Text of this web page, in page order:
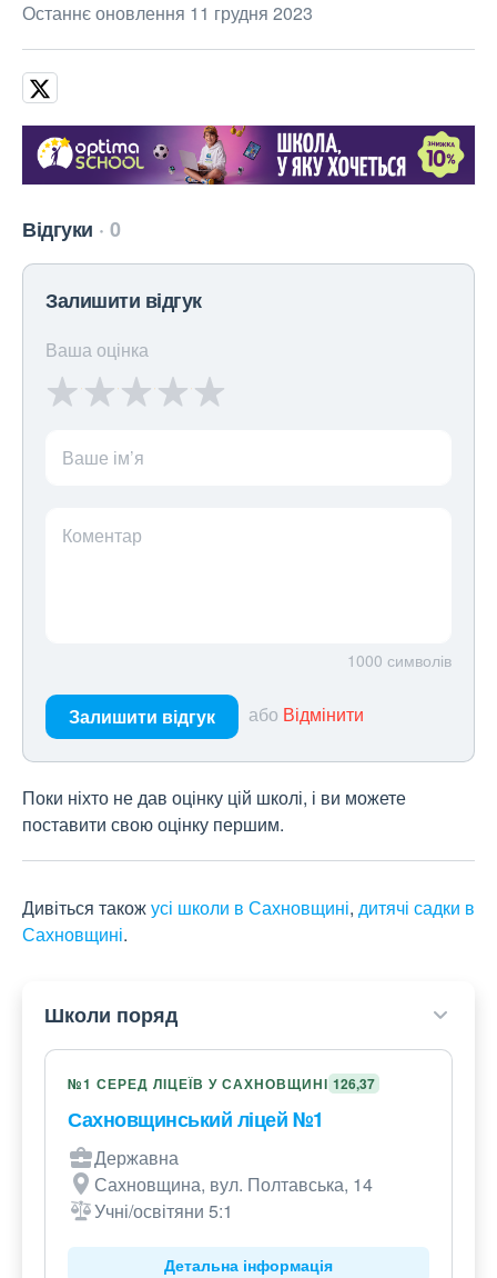
Останнє оновлення 11 грудня 2023
Відгуки 0
Залишити відгук
Ваша оцінка
Ваше ім’я
Коментар
1000 символів
Залишити відгук або Відмінити
Поки ніхто не дав оцінку цій школі, і ви можете
поставити свою оцінку першим.
Дивіться такожусі школи в Сахновщині, дитячі садки в
Сахновщині.
Школи поряд
№1 СЕРЕД ЛІЦЕЇВ У САХНОВЩИНІ 126,37
Сахновщинський ліцей №1
Державна
Сахновщина, вул. Полтавська, 14
Учні/освітяни 5:1
Детальна інформація